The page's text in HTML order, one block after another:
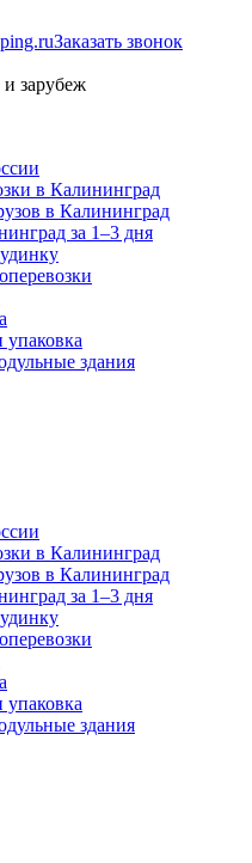
Заказать звонок
зарубеж
в Калининград
в Калининград
за 1–3 дня
упаковка
здания
в Калининград
в Калининград
за 1–3 дня
упаковка
здания